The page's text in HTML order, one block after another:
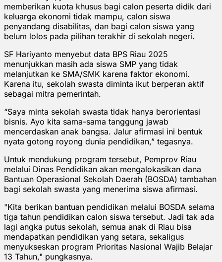
memberikan kuota khusus bagi calon peserta didik dari
keluarga ekonomi tidak mampu, calon siswa
penyandang disabilitas, dan bagi calon siswa yang
belum lolos pada pilihan terakhir di sekolah negeri.
SF Hariyanto menyebut data BPS Riau 2025
menunjukkan masih ada siswa SMP yang tidak
melanjutkan ke SMA/SMK karena faktor ekonomi.
Karena itu, sekolah swasta diminta ikut berperan aktif
sebagai mitra pemerintah.
“Saya minta sekolah swasta tidak hanya berorientasi
bisnis. Ayo kita sama-sama tanggung jawab
mencerdaskan anak bangsa. Jalur afirmasi ini bentuk
nyata gotong royong dunia pendidikan,” tegasnya.
Untuk mendukung program tersebut, Pemprov Riau
melalui Dinas Pendidikan akan mengalokasikan dana
Bantuan Operasional Sekolah Daerah (BOSDA) tambahan
bagi sekolah swasta yang menerima siswa afirmasi.
"Kita berikan bantuan pendidikan melalui BOSDA selama
tiga tahun pendidikan calon siswa tersebut. Jadi tak ada
lagi angka putus sekolah, semua anak di Riau bisa
mendapatkan pendidikan yang setara, sekaligus
menyukseskan program Prioritas Nasional Wajib Belajar
13 Tahun," pungkasnya.